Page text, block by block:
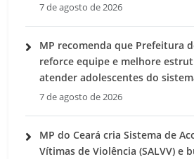
7 de agosto de 2026
MP recomenda que Prefeitura
reforce equipe e melhore
atender adolescentes do
7 de agosto de 2026
MP do Ceará cria Sistema de
Vítimas de Violência (SALVV) e